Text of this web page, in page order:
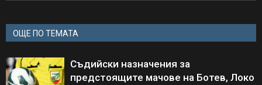
ОЩЕ ПО ТЕМАТА
Съдийски назначения за
предстоящите мачове на Ботев, Локо